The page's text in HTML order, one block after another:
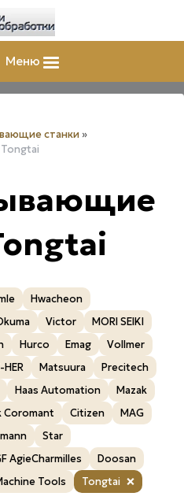
Меню
станки »
Tongtai
Hwacheon
Victor
MORI SEIKI
Нurco Emag
Vollmer
HER Matsuura
Precitech
Haas Automation
Mazak
Coromant Citizen
MAG
Star
AgieCharmilles
Doosan
Tools
Tongtai